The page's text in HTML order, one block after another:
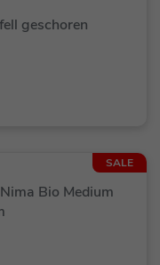
geschoren
SALE
Bio Medium